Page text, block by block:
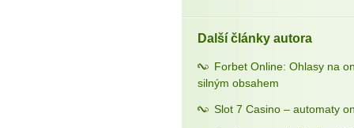
Další články autora
Forbet Online: Ohlasy na
silným obsahem
Slot 7 Casino – automaty